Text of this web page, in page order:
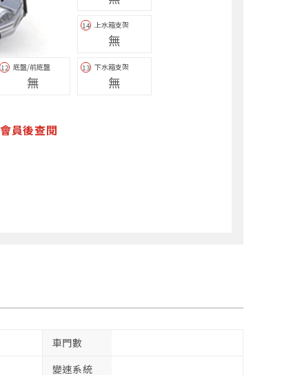
12 底盤/前底盤
無
13 下水箱支架
無
14 上水箱支架
無
員後查閱
車門數
變速系統